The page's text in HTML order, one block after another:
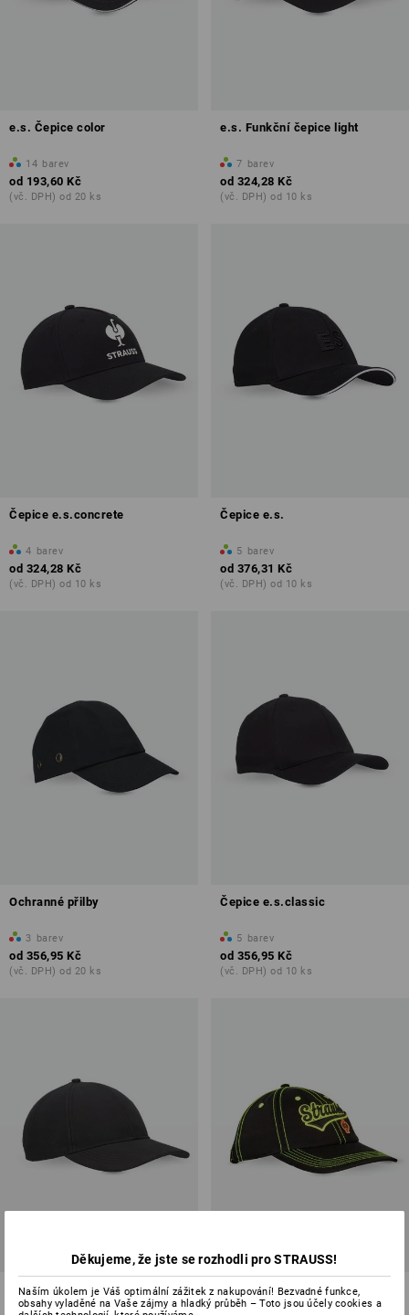
e.s. Čepice color
14 barev
od 193,60 Kč
(vč. DPH) od 20 ks
e.s. Funkční čepice light
7 barev
od 324,28 Kč
(vč. DPH) od 10 ks
Čepice e.s.concrete
4 barev
od 324,28 Kč
(vč. DPH) od 10 ks
Čepice e.s.
5 barev
od 376,31 Kč
(vč. DPH) od 10 ks
Ochranné přilby
3 barev
od 356,95 Kč
(vč. DPH) od 20 ks
Čepice e.s.classic
5 barev
od 356,95 Kč
(vč. DPH) od 10 ks
Funkční čepice Čepice e.s.e:pic
Děkujeme, že jste se rozhodli pro STRAUSS!
Naším úkolem je Váš optimální zážitek z nakupování! Bezvadné funkce,
obsahy vyladěné na Vaše zájmy a hladký průběh – Toto jsou účely cookies a